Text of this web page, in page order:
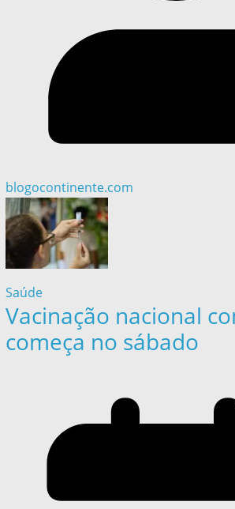
blogocontinente.com
Saúde
Vacinação nacional
começa no sábado